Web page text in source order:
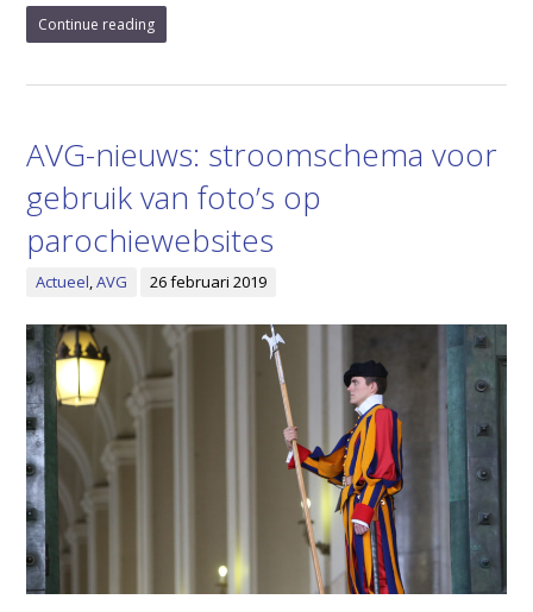
Continue reading
AVG-nieuws: stroomschema voor
gebruik van foto’s op
parochiewebsites
Actueel,AVG 26 februari 2019